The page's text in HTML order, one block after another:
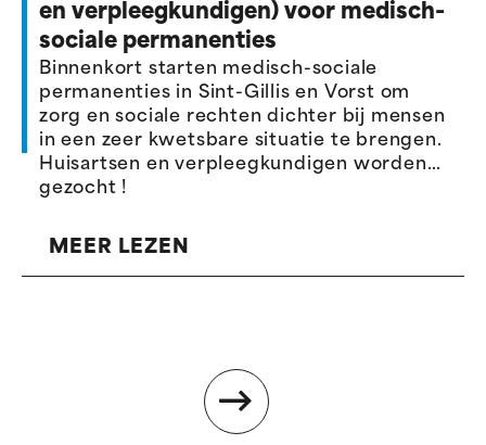
en verpleegkundigen) voor medisch-
sociale permanenties
Binnenkort starten medisch-sociale
permanenties in Sint-Gillis en Vorst om
zorg en sociale rechten dichter bij mensen
in een zeer kwetsbare situatie te brengen.
Huisartsen en verpleegkundigen worden
gezocht !
MEER LEZEN